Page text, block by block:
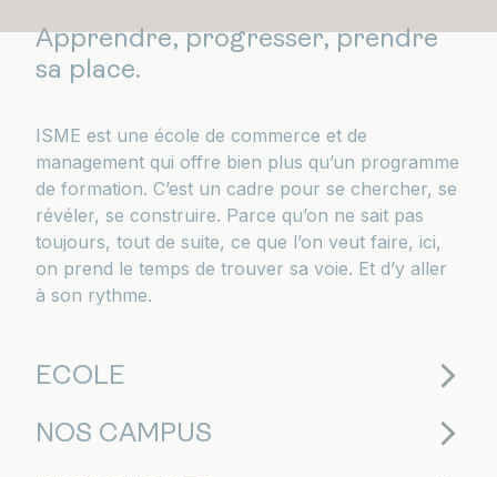
Apprendre, progresser, prendre
sa place.
ISME est une école de commerce et de
management qui offre bien plus qu’un programme
de formation. C’est un cadre pour se chercher, se
révéler, se construire. Parce qu’on ne sait pas
toujours, tout de suite, ce que l’on veut faire, ici,
on prend le temps de trouver sa voie. Et d’y aller
à son rythme.
ECOLE
NOS CAMPUS